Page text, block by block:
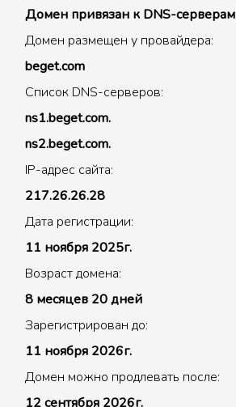
Домен привязан к DNS-серверам
Домен размещен у провайдера:
beget.com
Список DNS-серверов:
ns1.beget.com.
ns2.beget.com.
IP-адрес сайта:
217.26.26.28
Дата регистрации:
11 ноября 2025г.
Возраст домена:
8 месяцев 20 дней
Зарегистрирован до:
11 ноября 2026г.
Домен можно продлевать после:
12 сентября 2026г.